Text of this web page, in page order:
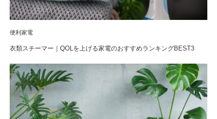
便利家電
衣類スチーマー｜QOLを上げる家電のおすすめランキングBEST3